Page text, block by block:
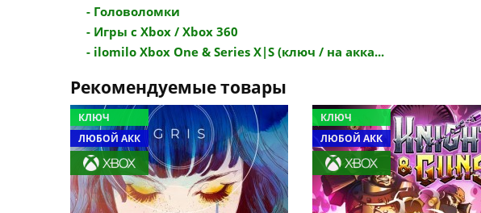
- Головоломки
- Игры с Xbox / Xbox 360
- ilomilo Xbox One & Series X|S (ключ / на акка...
Рекомендуемые товары
КЛЮЧ
ЛЮБОЙ АКК
КЛЮЧ
ЛЮБОЙ АКК